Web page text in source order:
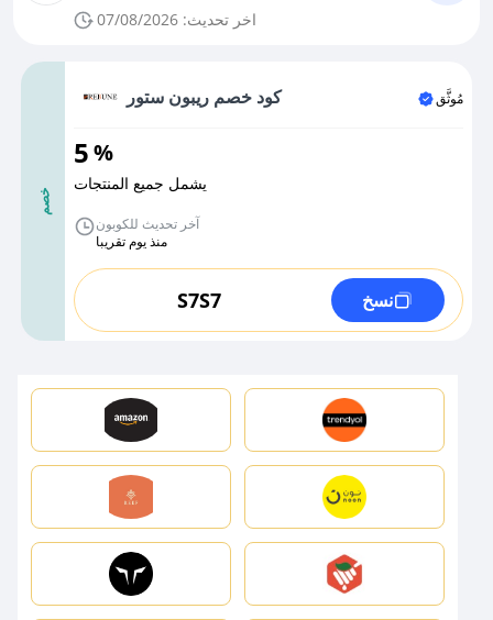
اخر تحديث: 07/08/2026
خصم
كود خصم ريبون ستور مُوثَّق
5%
يشمل جميع المنتجات
آخر تحديث للكوبون
منذ يوم تقريبا
S7S7 نسخ